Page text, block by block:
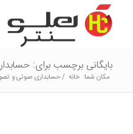
بایگانی برچسب برای:
مکان شما: خانه /حسابداری صوتی و